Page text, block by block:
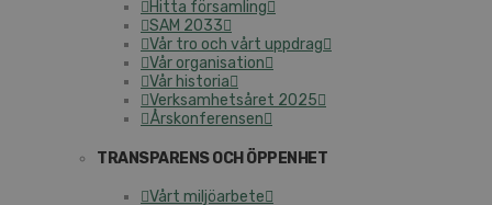
Hitta församling
SAM 2033
Vår tro och vårt uppdrag
Vår organisation
Vår historia
Verksamhetsåret 2025
Årskonferensen
TRANSPARENS OCH ÖPPENHET
Vårt miljöarbete